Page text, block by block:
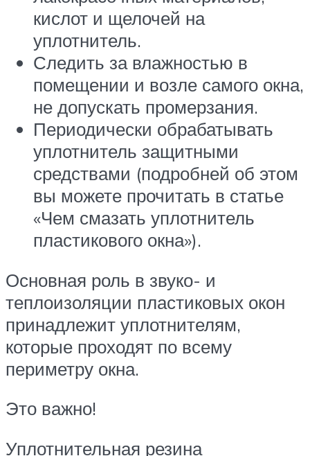
кислот и щелочей на
уплотнитель.
Следить за влажностью в
помещении и возле самого окна,
не допускать промерзания.
Периодически обрабатывать
уплотнитель защитными
средствами (подробней об этом
вы можете прочитать в статье
«Чем смазать уплотнитель
пластикового окна»).
Основная роль в звуко- и
теплоизоляции пластиковых окон
принадлежит уплотнителям,
которые проходят по всему
периметру окна.
Это важно!
Уплотнительная резина